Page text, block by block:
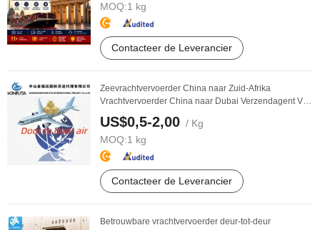
MOQ:1 kg
Contacteer de Leverancier
Zeevrachtvervoerder China naar Zuid-Afrika
Vrachtvervoerder China naar Dubai Verzendagent Van
China ...
US$0,5-2,00 / Kg
MOQ:1 kg
Contacteer de Leverancier
Betrouwbare vrachtvervoerder deur-tot-deur